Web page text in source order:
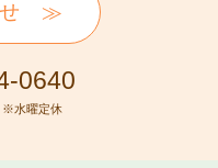
0640
※水曜定休